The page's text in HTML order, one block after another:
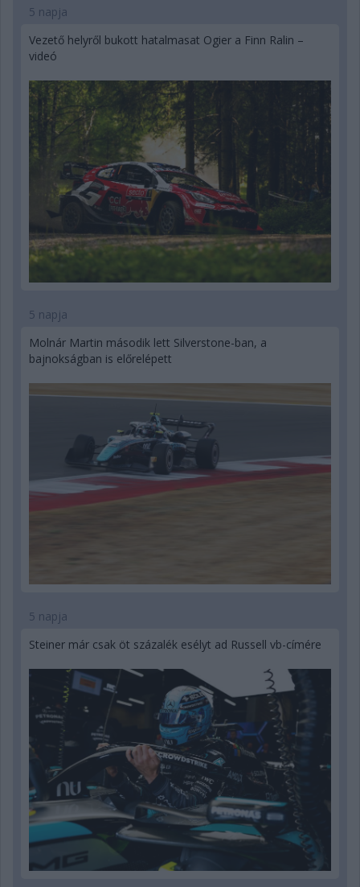
5 napja
Vezető helyről bukott hatalmasat Ogier a Finn Ralin –
videó
5 napja
Molnár Martin második lett Silverstone-ban, a
bajnokságban is előrelépett
5 napja
Steiner már csak öt százalék esélyt ad Russell vb-címére